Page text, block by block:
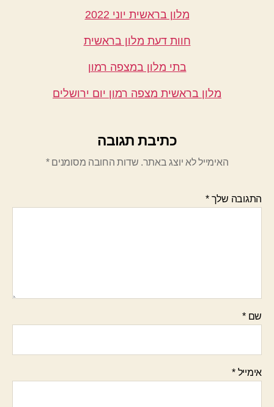
מלון בראשית יוני 2022
חוות דעת מלון בראשית
בתי מלון במצפה רמון
מלון בראשית מצפה רמון יום ירושלים
כתיבת תגובה
האימייל לא יוצג באתר. שדות החובה מסומנים*
התגובה שלך*
שם*
אימייל*